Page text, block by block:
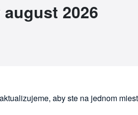
2026
aby ste na jednom